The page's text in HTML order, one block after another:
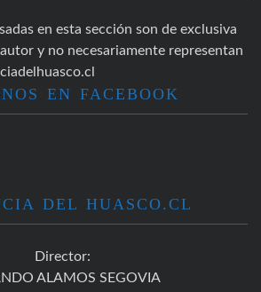
en esta sección son de exclusiva
y no necesariamente representan
EN FACEBOOK
DEL HUASCO.CL
Director:
ALAMOS SEGOVIA